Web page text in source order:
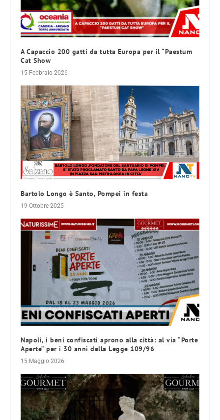
A Capaccio 200 gatti da tutta Europa per il “Paestum
Cat Show
15 Febbraio 2026
Bartolo Longo è Santo, Pompei in festa
19 Ottobre 2025
Napoli, i beni confiscati aprono alla città: al via “Porte
Aperte” per i 30 anni della Legge 109/96
15 Maggio 2026